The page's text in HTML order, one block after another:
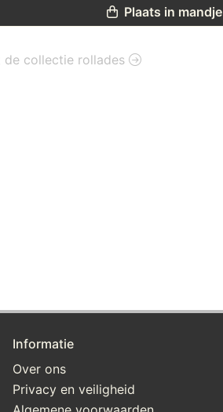
Plaats in mandje
de collectie rollades
Informatie
Over ons
Privacy en veiligheid